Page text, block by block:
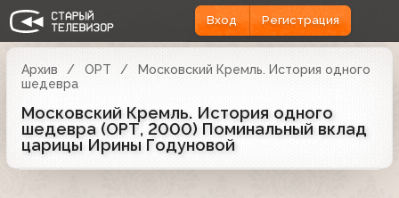
Вход Регистрация
Архив ОРТ
Московский Кремль. История одного
шедевра
Московский Кремль. История одного
шедевра (ОРТ, 2000) Поминальный вклад
царицы Ирины Годуновой